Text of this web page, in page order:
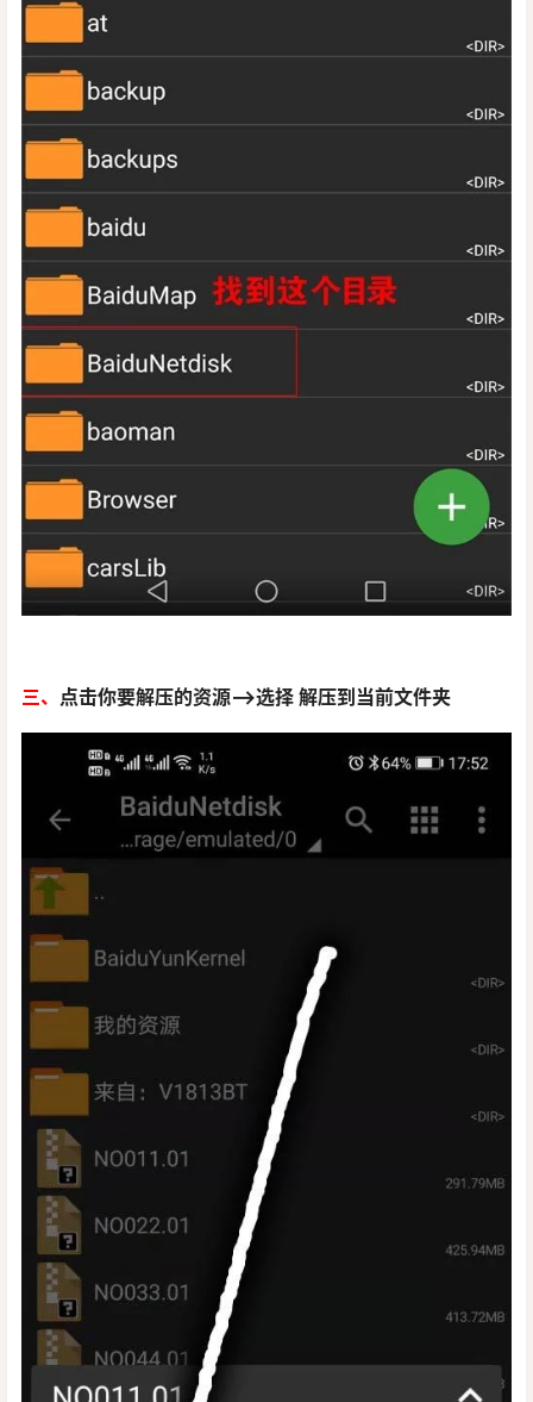
三、 点击你要解压的资源—>选择 解压到当前文件夹